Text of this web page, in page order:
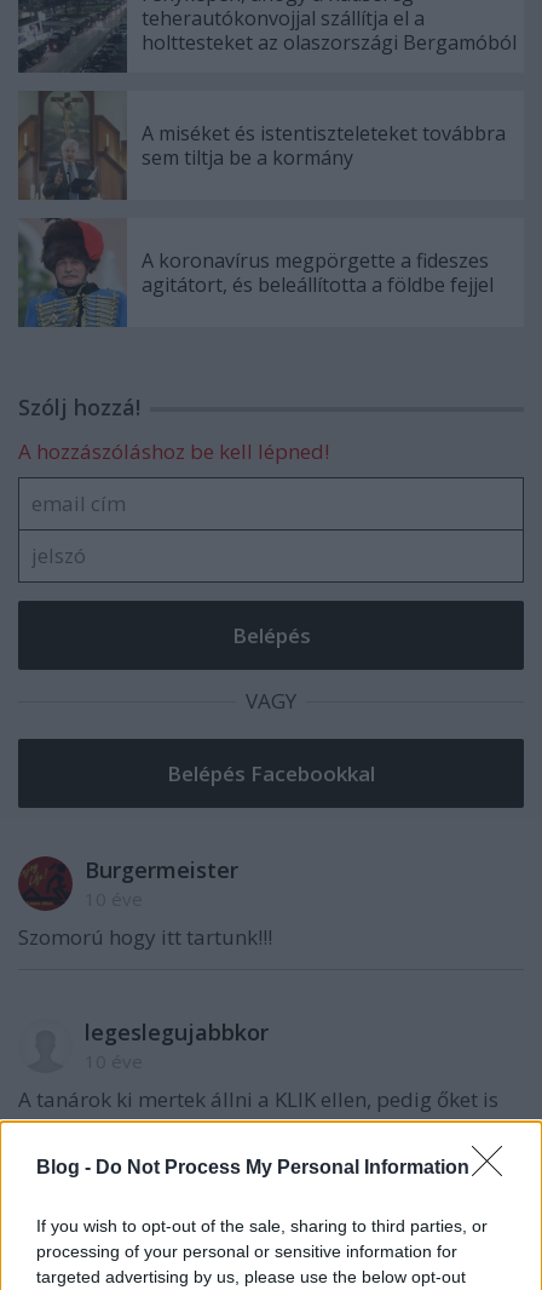
Blog - Do Not Process My Personal Information
If you wish to opt-out of the sale, sharing to third parties, or
processing of your personal or sensitive information for
targeted advertising by us, please use the below opt-out
teherautókonvojjal szállítja el a
holttesteket az olaszországi Bergamóból
A miséket és istentiszteleteket továbbra
sem tiltja be a kormány
A koronavírus megpörgette a fideszes
agitátort, és beleállította a földbe fejjel
Szólj hozzá!
A hozzászóláshoz be kell lépned!
VAGY
Burgermeister
Szomorú hogy itt tartunk!!!
legeslegujabbkor
A tanárok ki mertek állni a KLIK ellen, pedig őket is
kirúgás fenyegeti. Ha ezeket az ítéleteket még lehet
vállalni egyesek szerint, akkor semmi gond.
Vándor Andrea
10 éve